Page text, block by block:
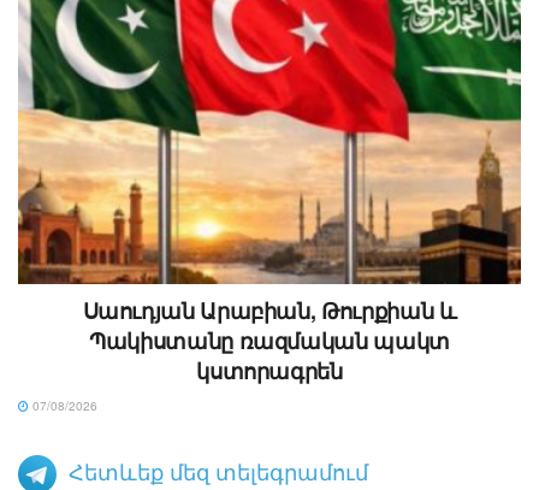
Սաուդյան Արաբիան, Թուրքիան և
Պակիստանը ռազմական պակտ
կստորագրեն
07/08/2026
Հետևեք մեզ տելեգրամում